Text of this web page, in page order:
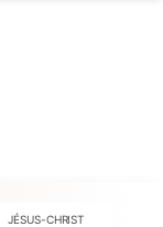
JÉSUS-CHRIST